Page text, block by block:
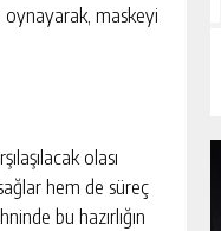
oynayarak, maskeyi
olası
hem de süreç
bu hazırlığın